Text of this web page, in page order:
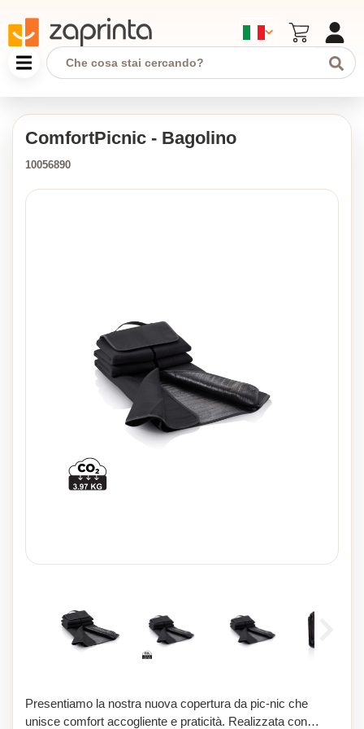
ComfortPicnic - Bagolino
10056890
Presentiamo la nostra nuova copertura da pic-nic che
unisce comfort accogliente e praticità. Realizzata con